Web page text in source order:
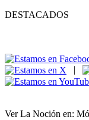
DESTACADOS
|
Ver La Noción en: